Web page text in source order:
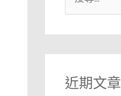
尋
關
鍵
字
近期文章